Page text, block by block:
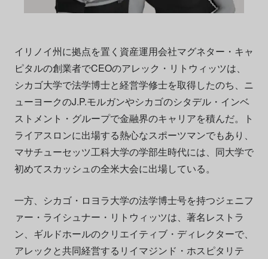
イリノイ州に拠点を置く資産運用会社マグネター・キャ
ピタルの創業者でCEOのアレック・リトウィッツは、
シカゴ大学で法学博士と経営学修士を取得したのち、ニ
ューヨークのJ.P.モルガンやシカゴのシタデル・インベ
ストメント・グループで金融界のキャリアを積んだ。ト
ライアスロンに出場する熱心なスポーツマンでもあり、
マサチューセッツ工科大学の学部生時代には、同大学で
初めてスカッシュの全米大会に出場している。
一方、シカゴ・ロヨラ大学の法学博士号を持つジェニフ
ァー・ライシュナー・リトウィッツは、著名レストラ
ン、ギルドホールのクリエイティブ・ディレクターで、
アレックと共同経営するリイマジンド・ホスピタリテ